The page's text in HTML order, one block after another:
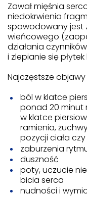
Zawał mięśnia
niedokrwienia
spowodowany jest
wieńcowego
działania
i zlepianie się płytek
Najczęstsze
ból w klatce
ponad 20 minut
w klatce
ramienia,
pozycji ciała
zaburzenia
duszność
poty, uczucie
bicia serca
nudności i